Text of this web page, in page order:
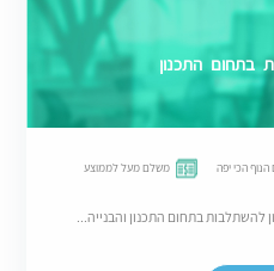
בתחום התכנון
הכי יפה משלם מעל לממוצע
בתחום התכנון והבנייה...